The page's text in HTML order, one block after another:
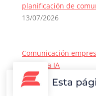
planificación de
13/07/2026
Comunicación
era de la IA
22/06/2026
Contacto Iberian
Esta